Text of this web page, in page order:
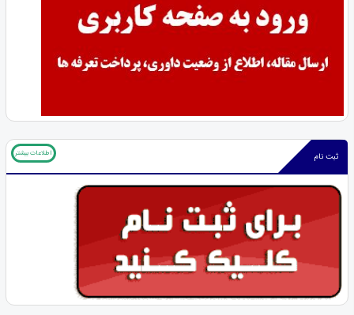
ثبت نام اطلاعات بیشتر